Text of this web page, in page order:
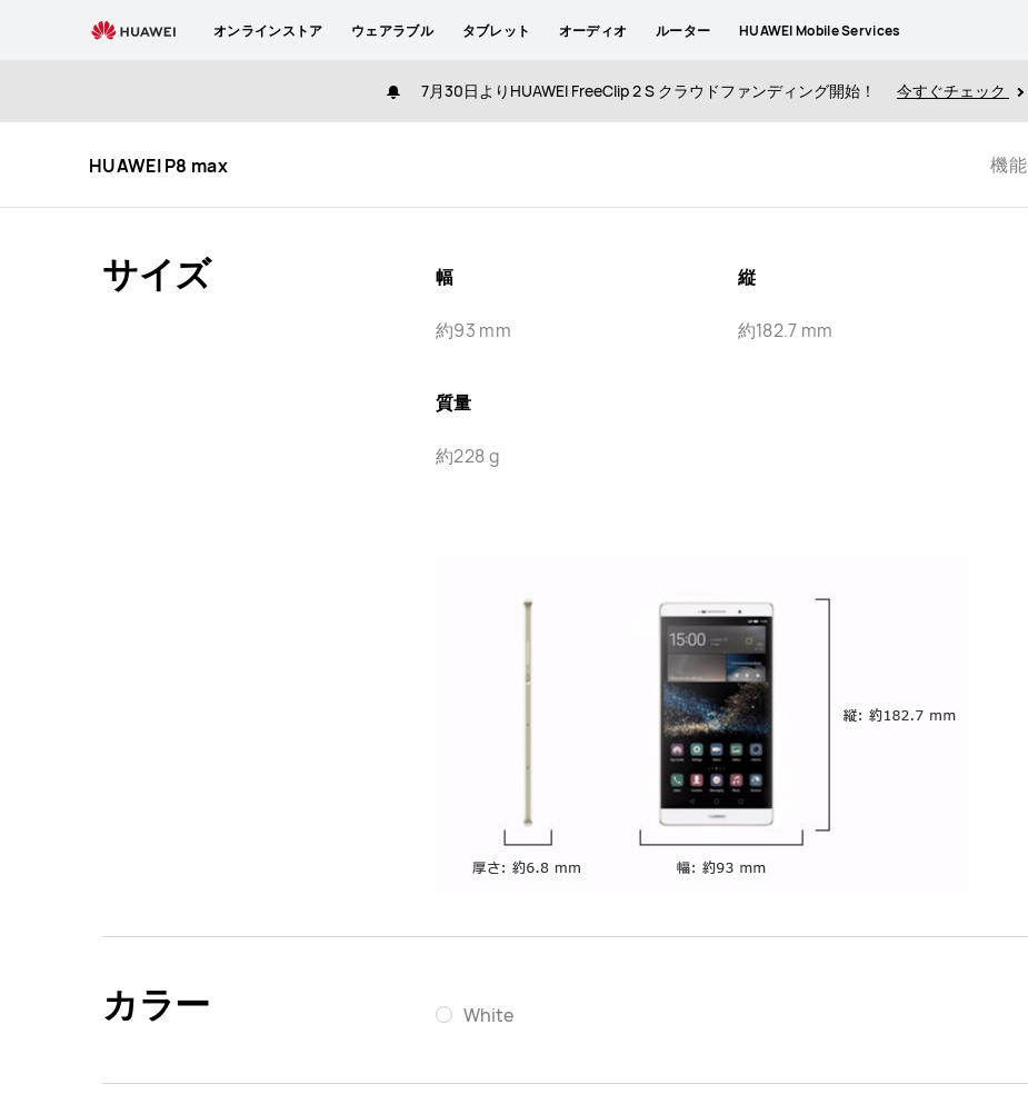
オンラインストア ウェアラブル タブレット オーディオ ルーター HUAWEI Mobile Services
7月30日よりHUAWEI FreeClip 2 S クラウドファンディング開始！ 今すぐチェック
HUAWEI P8 max 機能
サイズ 幅
約93 mm
縦
約182.7 mm
質量
約228 g
カラー White